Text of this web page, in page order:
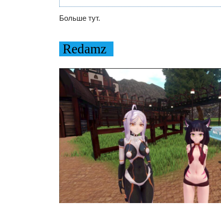
Больше тут.
Redamz